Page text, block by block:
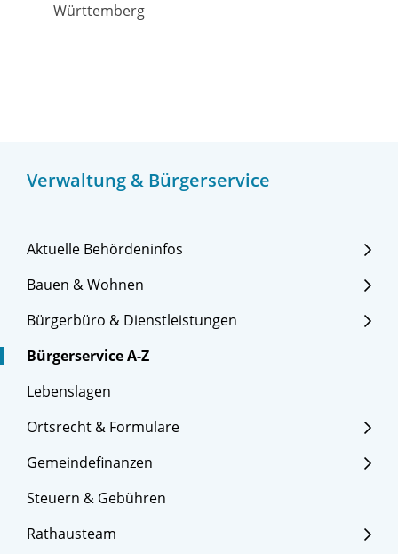
Verwaltung & Bürgerservice
Aktuelle Behördeninfos
Bauen & Wohnen
Bürgerbüro & Dienstleistungen
Bürgerservice A-Z
Lebenslagen
Ortsrecht & Formulare
Gemeindefinanzen
Steuern & Gebühren
Rathausteam
Württemberg